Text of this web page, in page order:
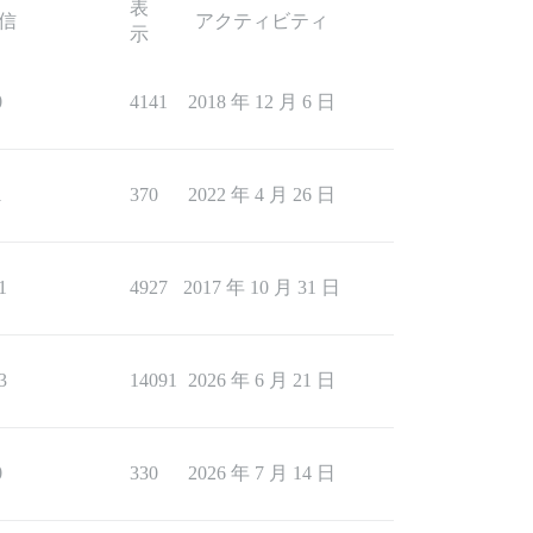
表
示
アクティビティ
4141 2018 年 12 月 6 日
370 2022 年 4 月 26 日
4927 2017 年 10 月 31 日
14091 2026 年 6 月 21 日
330 2026 年 7 月 14 日